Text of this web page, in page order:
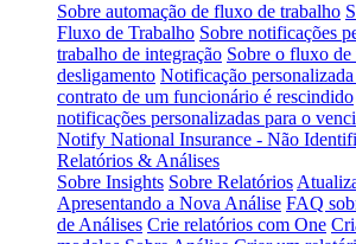
Sobre automação de fluxo de trabalho
Fluxo de Trabalho Sobre notificações
trabalho de integração Sobre o fluxo de
desligamento Notificação
contrato de um funcionário é rescindido
notificações personalizadas para o
Notify National Insurance - Não
Relatórios & Análises
Sobre Insights Sobre Relatórios
Apresentando a Nova Análise FAQ
de Análises Crie relatórios com One